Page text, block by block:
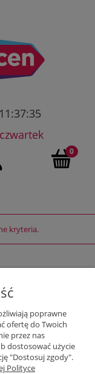
czwartek
kryteria.
poprawne
ofertę do Twoich
przez nas
dostosować użycie
"Dostosuj zgody".
Polityce